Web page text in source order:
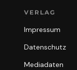
VERLAG
Impressum
Datenschutz
Mediadaten